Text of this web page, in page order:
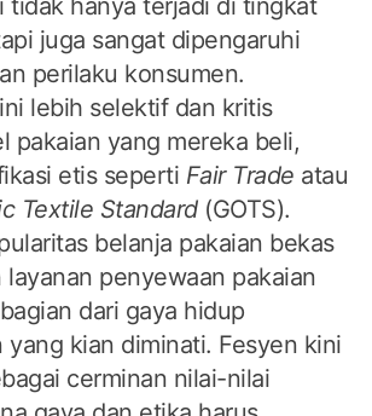
tidak hanya terjadi di tingkat
juga sangat dipengaruhi
perilaku konsumen.
lebih selektif dan kritis
pakaian yang mereka beli,
etis seperti Fair Trade atau
Textile Standard(GOTS).
belanja pakaian bekas
layanan penyewaan pakaian
dari gaya hidup
yang kian diminati. Fesyen kini
cerminan nilai-nilai